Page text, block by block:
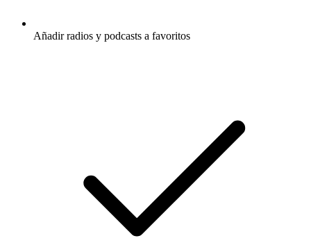
Añadir radios y podcasts a favoritos